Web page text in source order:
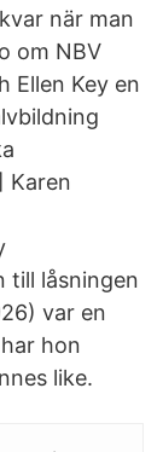
när man
om NBV
Ellen Key en
Karen
till låsningen
var en
hon
like.